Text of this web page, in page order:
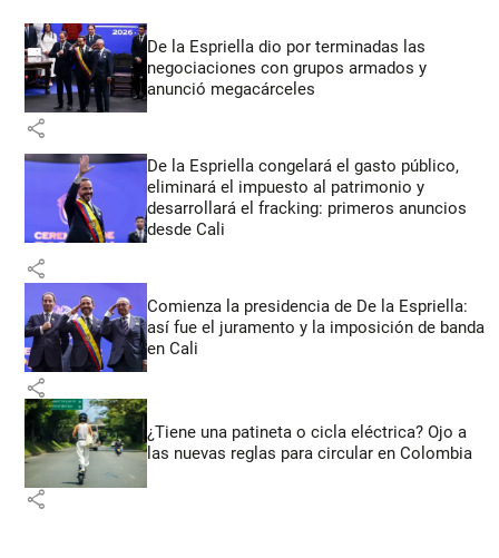
De la Espriella dio por terminadas las
negociaciones con grupos armados y
anunció megacárceles
share
De la Espriella congelará el gasto público,
eliminará el impuesto al patrimonio y
desarrollará el fracking: primeros anuncios
desde Cali
share
Comienza la presidencia de De la Espriella:
así fue el juramento y la imposición de banda
en Cali
share
¿Tiene una patineta o cicla eléctrica? Ojo a
las nuevas reglas para circular en Colombia
share